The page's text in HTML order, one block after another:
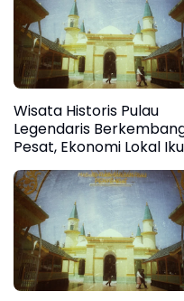
Wisata Historis Pulau
Legendaris
Pesat, Ekonomi Lokal
Bergerak